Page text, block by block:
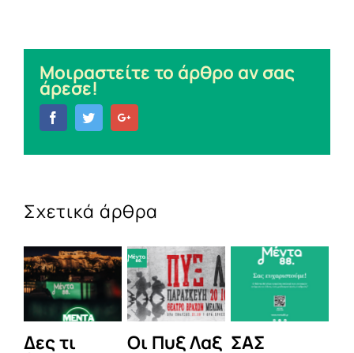
Μοιραστείτε το άρθρο αν σας
άρεσε!
FacebookTwitter
Σχετικά άρθρα
Δες τι Οι Πυξ Λαξ ΣΑΣ